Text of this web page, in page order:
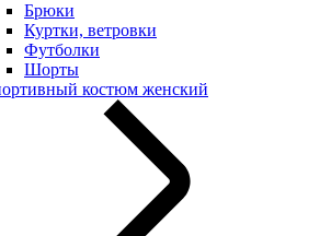
Брюки
Куртки, ветровки
Футболки
Шорты
костюм женский